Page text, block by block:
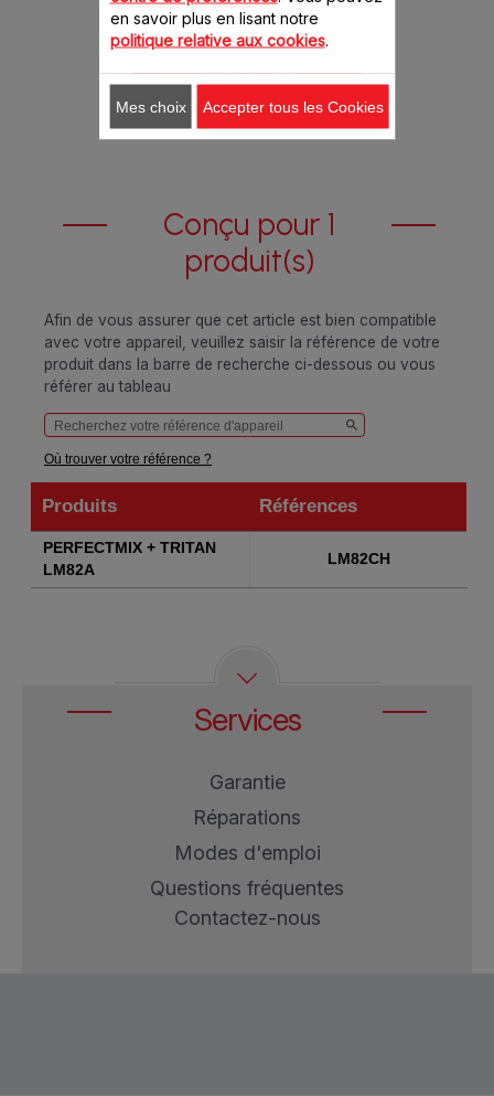
2.80 CHF
Ajouter au panier
Conçu pour 1
produit(s)
Afin de vous assurer que cet article est bien compatible
avec votre appareil, veuillez saisir la référence de votre
produit dans la barre de recherche ci-dessous ou vous
référer au tableau
Où trouver votre référence ?
Produits
Références
Produits
PERFECTMIX + TRITAN
LM82A
LM82CH
Services
Garantie
Réparations
Modes d'emploi
Questions fréquentes
Contactez-nous
en savoir plus en lisant notre
politique relative aux cookies.
Mes choix Accepter tous les Cookies